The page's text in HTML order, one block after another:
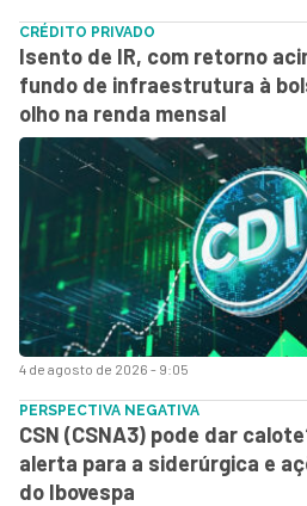
4 de agosto de 2026 - 9:05
CRÉDITO PRIVADO
Isento de IR, com retorno
fundo de infraestrutura à
olho na renda mensal
PERSPECTIVA NEGATIVA
CSN (CSNA3) pode dar
alerta para a siderúrgica e
do Ibovespa